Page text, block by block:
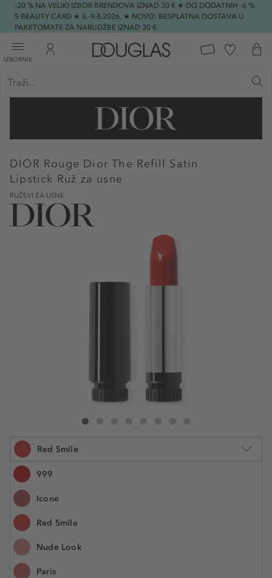
-20 % NA VELIKI IZBOR BRENDOVA IZNAD 30 € ★ DO DODATNIH -6 %
S BEAUTY CARD ★ 8.-9.8.2026. ★ NOVO: BESPLATNA DOSTAVA U
PAKETOMATE ZA NARUDŽBE IZNAD 30 €
IZBORNIK
DIOR Rouge Dior The Refill Satin
Lipstick Ruž za usne
RUŽEVI ZA USNE
DIOR Rouge Dior The Refill Satin Lipstick
Red Smile
999
Icone
Red Smile
Nude Look
Paris
3.5 g